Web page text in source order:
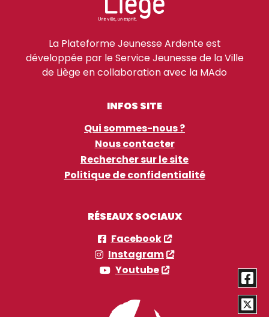
La Plateforme Jeunesse Ardente est
développée par le Service Jeunesse de la Ville
de Liège en collaboration avec la MAdo
INFOS SITE
Qui sommes-nous ?
Nous contacter
Rechercher sur le site
Politique de confidentialité
RÉSEAUX SOCIAUX
Facebook
Instagram
Youtube